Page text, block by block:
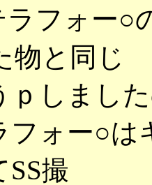
ラフォー○
物と同じ
ｐしまし
フォー○は
撮